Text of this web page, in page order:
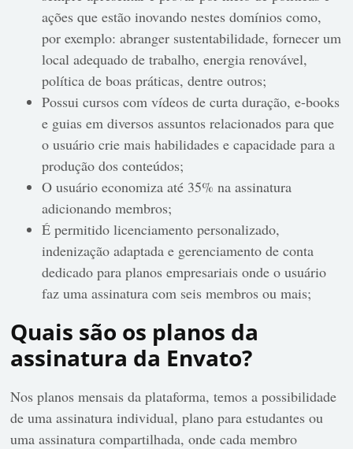
ações que estão inovando nestes domínios como,
por exemplo: abranger sustentabilidade, fornecer um
local adequado de trabalho, energia renovável,
política de boas práticas, dentre outros;
Possui cursos com vídeos de curta duração, e-books
e guias em diversos assuntos relacionados para que
o usuário crie mais habilidades e capacidade para a
produção dos conteúdos;
O usuário economiza até 35% na assinatura
adicionando membros;
É permitido licenciamento personalizado,
indenização adaptada e gerenciamento de conta
dedicado para planos empresariais onde o usuário
faz uma assinatura com seis membros ou mais;
Quais são os planos da
assinatura da Envato?
Nos planos mensais da plataforma, temos a possibilidade
de uma assinatura individual, plano para estudantes ou
uma assinatura compartilhada, onde cada membro